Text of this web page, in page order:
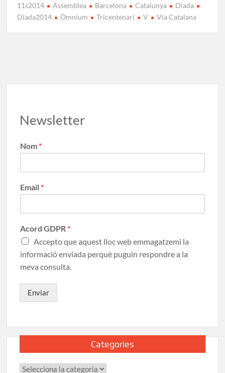
e
b
to
d
ail m
p
11s2014 Assemblea Barcelona Catalunya
Diada
Diada2014
Òmnium Tricentenari V Via Catalana
Newsletter
Nom *
Email *
Acord GDPR *
Accepto que aquest lloc web emmagatzemi la
informació enviada perquè puguin respondre a la
meva consulta.
Enviar
Categories